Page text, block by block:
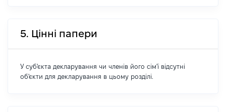
5. Цінні папери
У суб'єкта декларування чи членів його сім'ї відсутні
об'єкти для декларування в цьому розділі.